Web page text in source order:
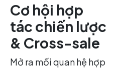
Cơ hội hợp
tác chiến lược
& Cross-sale
Mở ra mối quan hệ hợp